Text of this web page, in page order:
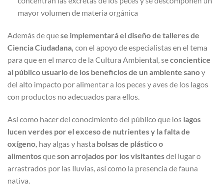
mayor volumen de materia orgánica
Además de quese implementará el diseño de talleres de
Ciencia Ciudadana, con el apoyo de especialistas en el tema
para que en el marco de la Cultura Ambiental, seconcientice
al público usuario de los beneficios de un ambiente sanoy
del alto impacto por alimentar a los peces y aves de los lagos
con productos no adecuados para ellos.
Así como hacer del conocimiento del público que los lagos
lucen verdes por el exceso de nutrientes y la falta de
oxígeno, hay algas y hasta bolsas de plástico o
alimentosqueson arrojados por los visitantesdel lugar o
arrastrados por las lluvias, así como la presencia de fauna
nativa.